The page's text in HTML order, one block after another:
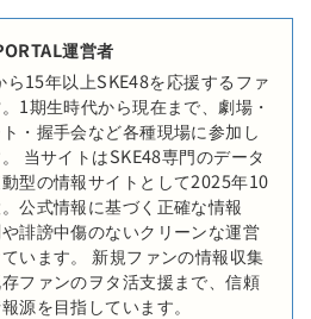
運営者
ら15年以上SKE48を応援するファ
1期生時代から現在まで、劇場・
・握手会など各種現場に参加し
当サイトはSKE48専門のデータ
型の情報サイトとして2025年10
公式情報に基づく正確な情報
誹謗中傷のないクリーンな運営
います。 新規ファンの情報収集
ファンのヲタ活支援まで、信頼
源を目指しています。